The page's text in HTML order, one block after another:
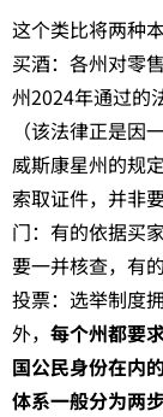
这个类比将两种
买酒：各州对零
州2024年通过的
（该法律正是因
威斯康星州的规
索取证件，并非
门：有的依据买
要一并核查，有
投票：选举制度
外， 每个州都要
国公民身份在内
体系一般分为两